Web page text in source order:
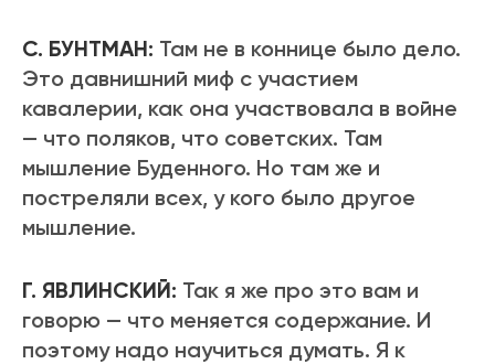
С. БУНТМАН: Там не в коннице было дело.
Это давнишний миф с участием
кавалерии, как она участвовала в войне
— что поляков, что советских. Там
мышление Буденного. Но там же и
постреляли всех, у кого было другое
мышление.
Г. ЯВЛИНСКИЙ: Так я же про это вам и
говорю — что меняется содержание. И
поэтому надо научиться думать. Я к